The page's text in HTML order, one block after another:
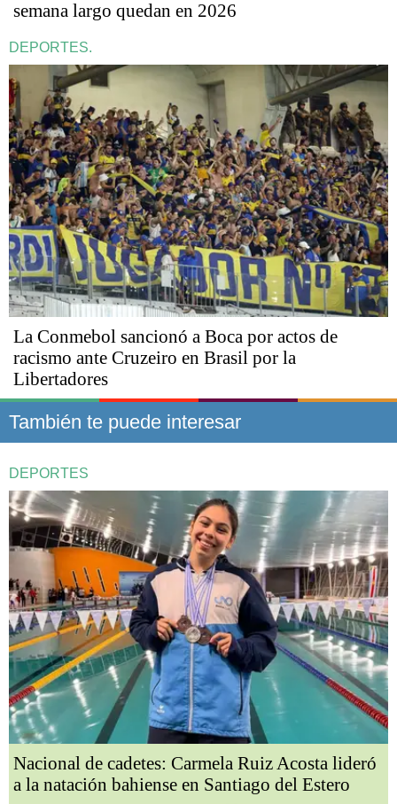
semana largo quedan en 2026
DEPORTES.
La Conmebol sancionó a Boca por actos de
racismo ante Cruzeiro en Brasil por la
Libertadores
También te puede interesar
DEPORTES
Nacional de cadetes: Carmela Ruiz Acosta lideró
a la natación bahiense en Santiago del Estero